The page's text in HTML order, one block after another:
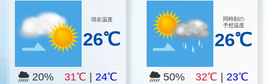
現在温度
26℃
20% 31℃ 24℃
同時刻の
予想温度
26℃
50%32℃ |23℃